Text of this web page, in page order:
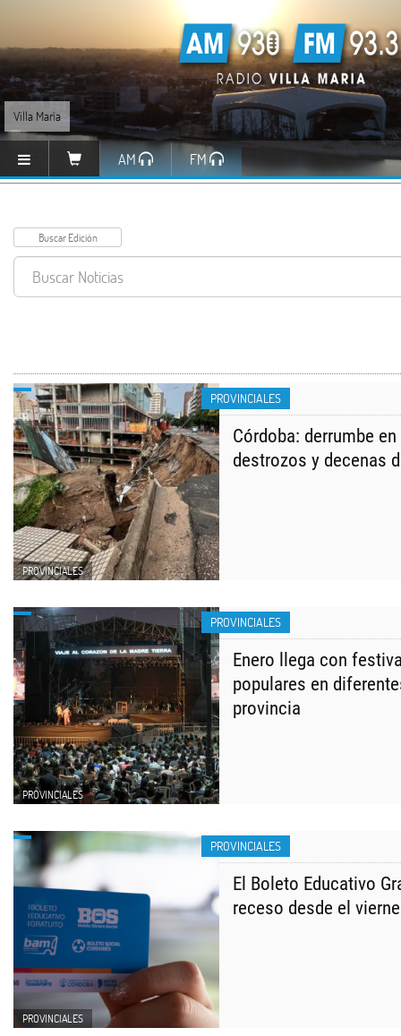
Villa María
AM FM
PROVINCIALES
PROVINCIALES
Córdoba: derrumbe
destrozos y decenas
PROVINCIALES
PROVINCIALES
Enero llega con
populares en
provincia
PROVINCIALES
PROVINCIALES
El Boleto Educativo
receso desde el